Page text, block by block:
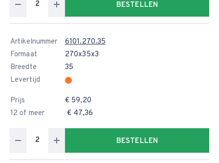
BESTELLEN
Artikelnummer
6101.270.35
Formaat
270x35x3
Breedte
35
Levertijd
Prijs
€ 59,20
12 of meer
€ 47,36
BESTELLEN